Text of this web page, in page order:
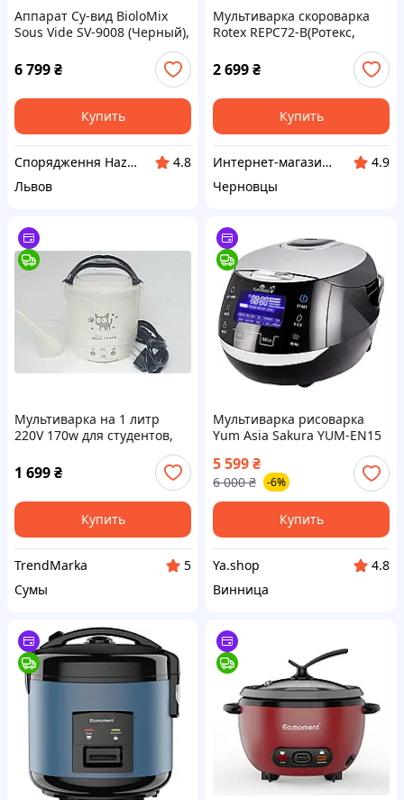
Аппарат Су-вид BioloMix
Sous Vide SV-9008 (Черный),
6 799₴
Купить
Спорядження Hazardous
4.8
Львов
Мультиварка скороварка
Rotex REPC72-B(Ротекс,
2 699₴
Купить
Интернет-магазин "Розпродаж"
4.9
Черновцы
Мультиварка на 1 литр
220V 170w для студентов,
1 699₴
Купить
TrendMarka
5
Сумы
Мультиварка рисоварка
Yum Asia Sakura YUM-EN15
керамической чашей
черная серебристая
5 599₴
6 000 ₴ -6%
Купить
Ya.shop
4.8
Винница